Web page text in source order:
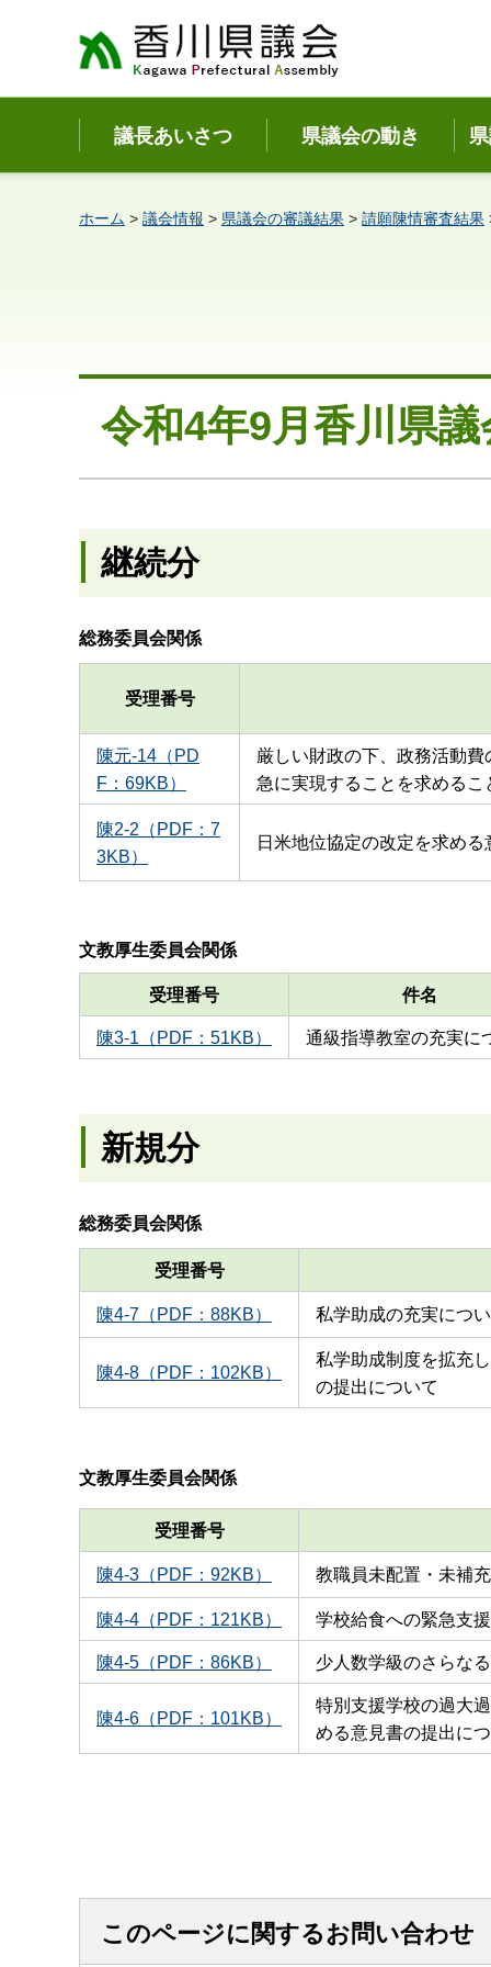
香川県議会
議長あいさつ 県議会の動き
ホーム > 議会情報 > 県議会の審議結果 > 請願陳情審査結果
令和4年9月香川県
継続分
総務委員会関係
受理番号
陳元-14（PD
F：69KB）
厳しい財政の下、政務活動
急に実現することを求めるこ
陳2-2（PDF：7
3KB）
日米地位協定の改定を求め
文教厚生委員会関係
受理番号 件名
陳3-1（PDF：51KB） 通級指導教室の充実に
新規分
総務委員会関係
受理番号
陳4-7（PDF：88KB） 私学助成の充実につ
陳4-8（PDF：102KB）
私学助成制度を拡充
の提出について
文教厚生委員会関係
受理番号
陳4-3（PDF：92KB） 教職員未配置・未補
陳4-4（PDF：121KB） 学校給食への緊急支
陳4-5（PDF：86KB） 少人数学級のさらな
陳4-6（PDF：101KB）
特別支援学校の過大
める意見書の提出に
このページに関するお問い合わせ